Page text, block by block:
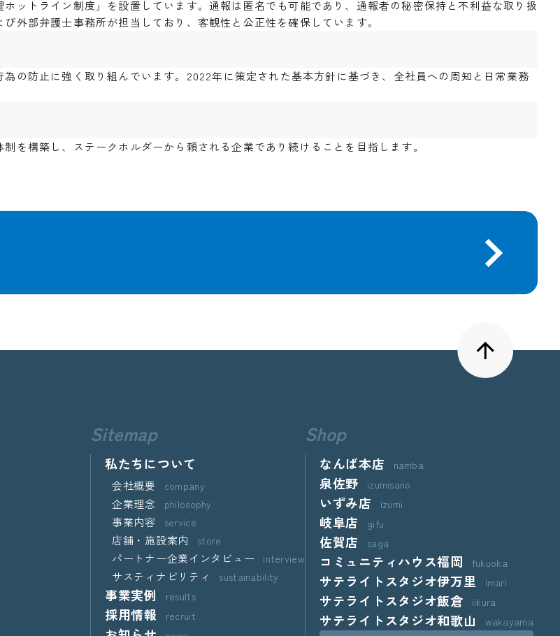
ットライン制度」を設置しています。通報は匿名でも可能であり、通報者の秘密保持と不利益な取り扱
外部弁護士事務所が担当しており、客観性と公正性を確保しています。
の防止に強く取り組んでいます。2022年に策定された基本方針に基づき、全社員への周知と日常業務
を構築し、ステークホルダーから頼される企業であり続けることを目指します。
Sitemap
私たちについて
会社概要 company
企業理念 philosophy
事業内容 service
店舗・施設案内 store
パートナー企業インタビュー interview
サスティナビリティ sustainability
事業実例 results
採用情報 recruit
Shop
なんば本店 namba
泉佐野 izumisano
いずみ店 izumi
岐阜店 gifu
佐賀店 saga
コミュニティハウス福岡 fukuoka
サテライトスタジオ伊万里 imari
サテライトスタジオ飯倉 iikura
サテライトスタジオ和歌山 wakayama